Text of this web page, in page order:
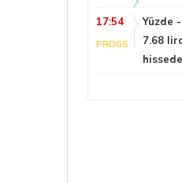
17:54
PRDGS
Yüzde
7.68